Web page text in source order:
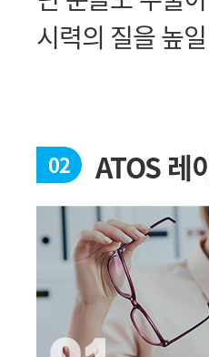
시력의 질을 높
02 ATOS 레